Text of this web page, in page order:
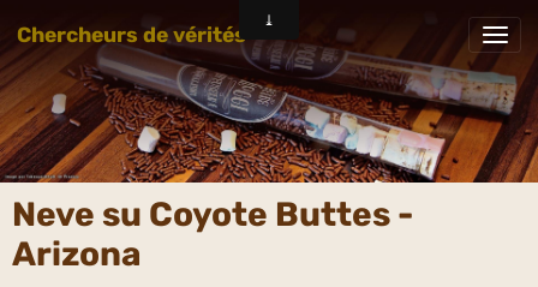
Chercheurs de vérités
Neve su Coyote Buttes -
Arizona